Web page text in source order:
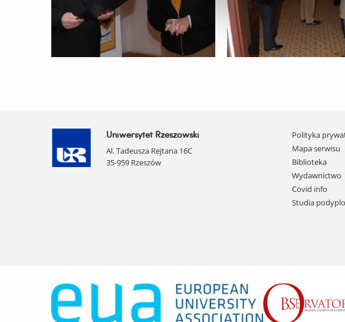
Uniwersytet Rzeszowski
Al. Tadeusza Rejtana 16C
35-959 Rzeszów
Pomiń
nawigację
i
przejdź
do
treści
Polityka
Mapa serwisu
Biblioteka
Wydawnictwo
Covid info
Studia